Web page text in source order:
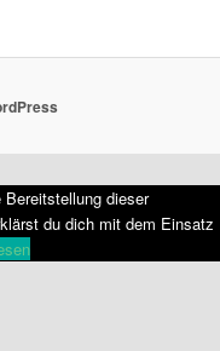
dieser
du dich mit dem Einsatz